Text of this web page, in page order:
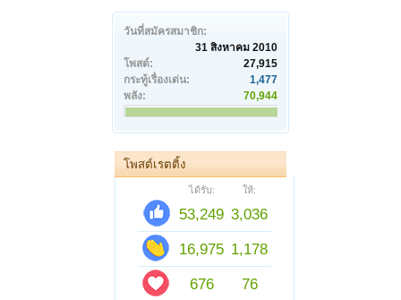
วันที่สมัครสมาชิก:
31 สิงหาคม 2010
โพสต์:
27,915
กระทู้เรื่องเด่น:
1,477
พลัง:
70,944
โพสต์เรตติ้ง
ได้รับ: ให้:
53,249 3,036
16,975 1,178
676
76